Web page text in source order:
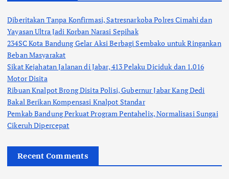
Diberitakan Tanpa Konfirmasi, Satresnarkoba Polres Cimahi dan
Yayasan Ultra Jadi Korban Narasi Sepihak
234SC Kota Bandung Gelar Aksi Berbagi Sembako untuk Ringankan
Beban Masyarakat
Sikat Kejahatan Jalanan di Jabar, 413 Pelaku Diciduk dan 1.016
Motor Disita
Ribuan Knalpot Brong Disita Polisi, Gubernur Jabar Kang Dedi
Bakal Berikan Kompensasi Knalpot Standar
Pemkab Bandung Perkuat Program Pentahelix, Normalisasi Sungai
Cikeruh Dipercepat
Recent Comments